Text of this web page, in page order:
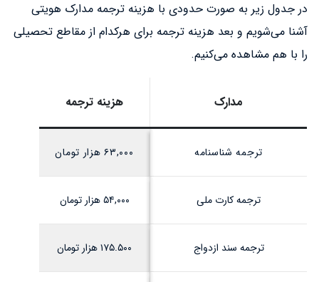
در جدول زیر به صورت حدودی با هزینه ترجمه مدارک هویتی
آشنا می‌شویم و بعد هزینه ترجمه برای هرکدام از مقاطع تحصیلی
را با هم مشاهده می‌کنیم.
مدارک هزینه ترجمه
ترجمه شناسنامه ۶۳,۰۰۰ هزار تومان
ترجمه کارت ملی ۵۴,۰۰۰ هزار تومان
ترجمه سند ازدواج ۱۷۵.۵۰۰ هزار تومان